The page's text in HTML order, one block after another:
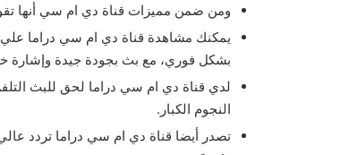
ومن ضمن مميزات قناة دي ام سي أنها
يمكنك مشاهدة قناة دي ام سي دراما علي
بشكل فوري، مع بث بجودة جيدة وإشارة
لدي قناة دي ام سي دراما لحق للبث
النجوم الكبار.
تصدر أيضا قناة دي ام سي دراما تردد